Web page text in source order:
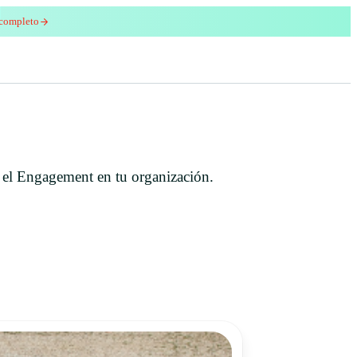
Engagement en tu organización.